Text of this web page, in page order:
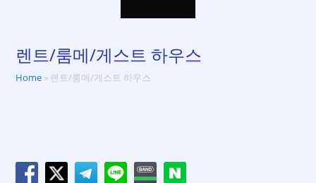
렌트/룸메/게스트 하우스
Home » 렌트/룸메/게스트 하우스